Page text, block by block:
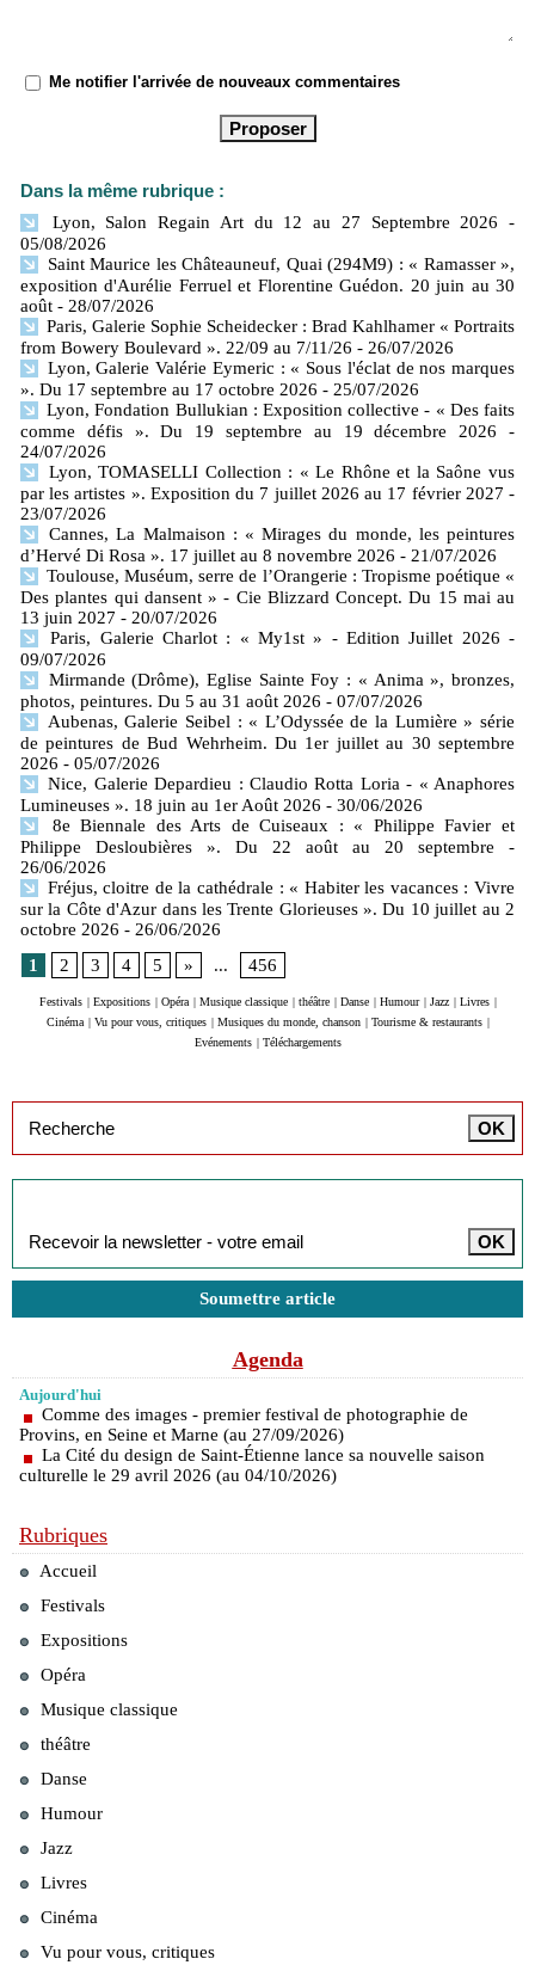
Me notifier l'arrivée de nouveaux commentaires
Dans la même rubrique :
Lyon, Salon Regain Art du 12 au 27 Septembre 2026
-
05/08/2026
Saint Maurice les Châteauneuf, Quai (294M9) : « Ramasser »,
exposition d'Aurélie Ferruel et Florentine Guédon. 20 juin au 30
août - 28/07/2026
Paris, Galerie Sophie Scheidecker : Brad Kahlhamer « Portraits
from Bowery Boulevard ». 22/09 au 7/11/26 - 26/07/2026
Lyon, Galerie Valérie Eymeric : « Sous l'éclat de nos marques
». Du 17 septembre au 17 octobre 2026 - 25/07/2026
Lyon, Fondation Bullukian : Exposition collective - « Des faits
comme défis ». Du 19 septembre au 19 décembre 2026
-
24/07/2026
Lyon, TOMASELLI Collection : « Le Rhône et la Saône vus
par les artistes ». Exposition du 7 juillet 2026 au 17 février 2027 -
23/07/2026
Cannes, La Malmaison : « Mirages du monde, les peintures
d’Hervé Di Rosa ». 17 juillet au 8 novembre 2026 - 21/07/2026
Toulouse, Muséum, serre de l’Orangerie : Tropisme poétique «
Des plantes qui dansent » - Cie Blizzard Concept. Du 15 mai au
13 juin 2027 - 20/07/2026
Paris, Galerie Charlot : « My1st » - Edition Juillet 2026 -
09/07/2026
Mirmande (Drôme), Eglise Sainte Foy : « Anima », bronzes,
photos, peintures. Du 5 au 31 août 2026 - 07/07/2026
Aubenas, Galerie Seibel : « L’Odyssée de la Lumière » série
de peintures de Bud Wehrheim. Du 1er juillet au 30 septembre
2026 - 05/07/2026
Nice, Galerie Depardieu : Claudio Rotta Loria - « Anaphores
Lumineuses ». 18 juin au 1er Août 2026 - 30/06/2026
8e Biennale des Arts de Cuiseaux : « Philippe Favier et
Philippe Desloubières ». Du 22 août au 20 septembre
-
26/06/2026
Fréjus, cloitre de la cathédrale : « Habiter les vacances : Vivre
sur la Côte d'Azur dans les Trente Glorieuses ». Du 10 juillet au 2
octobre 2026 - 26/06/2026
1
2 3 4 5 » ... 456
Festivals Expositions Opéra Musique classique théâtre Danse Humour Jazz Livres
Cinéma
Vu pour vous, critiques Musiques du monde, chanson Tourisme & restaurants
Evénements
Téléchargements
Soumettre article
Agenda
Aujourd'hui
Comme des images - premier festival de photographie de
Provins, en Seine et Marne (au 27/09/2026)
La Cité du design de Saint-Étienne lance sa nouvelle saison
culturelle le 29 avril 2026 (au 04/10/2026)
Rubriques
Accueil
Festivals
Expositions
Opéra
Musique classique
théâtre
Danse
Humour
Jazz
Livres
Cinéma
Vu pour vous, critiques